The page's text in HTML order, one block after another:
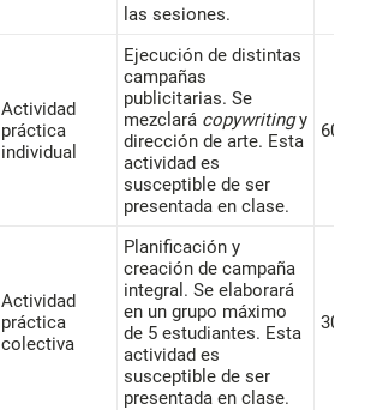
las sesiones.
Actividad
práctica
individual
Ejecución de distintas
campañas
publicitarias. Se
mezclará copywritingy
dirección de arte. Esta
actividad es
susceptible de ser
presentada en clase.
60%
Actividad
práctica
colectiva
Planificación y
creación de campaña
integral. Se elaborará
en un grupo máximo
de 5 estudiantes. Esta
actividad es
susceptible de ser
presentada en clase.
30%